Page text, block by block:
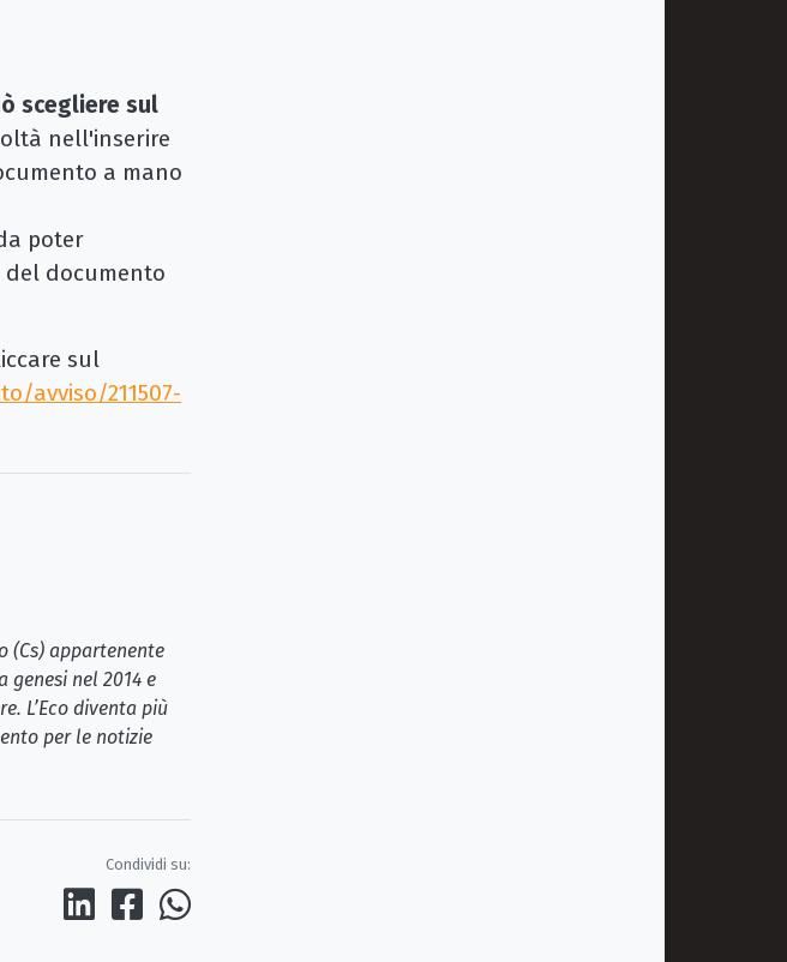
scegliere sul
nell'inserire
a mano
poter
documento
sul
avviso/211507-
(Cs) appartenente
nel 2014 e
L’Eco diventa più
per le notizie
Condividi su: